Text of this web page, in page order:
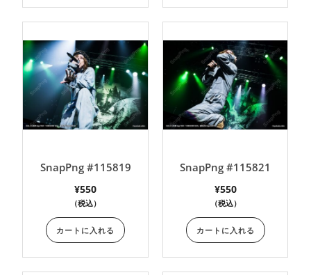
SnapPng #115819
¥550
（税込）
カートに入れる
SnapPng #115821
¥550
（税込）
カートに入れる